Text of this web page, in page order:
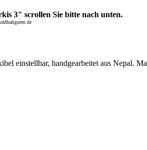
3" scrollen Sie bitte nach unten.
einstellbar, handgearbeitet aus Nepal.